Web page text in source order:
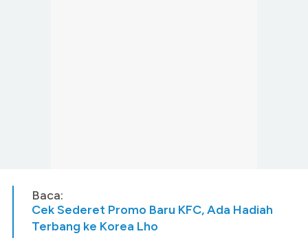
Baca:
Cek Sederet Promo Baru KFC, Ada Hadiah
Terbang ke Korea Lho